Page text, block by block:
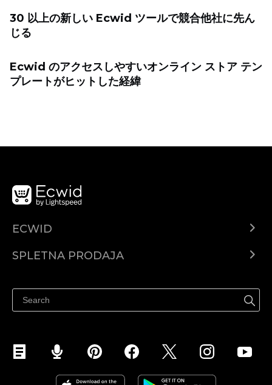
30 以上の新しい Ecwid ツールで競合他社に先ん
じる
Ecwid のアクセスしやすいオンライン ストア テン
プレートがヒットした経緯
ECWID
SPLETNA PRODAJA
Prodaja na Instagramu